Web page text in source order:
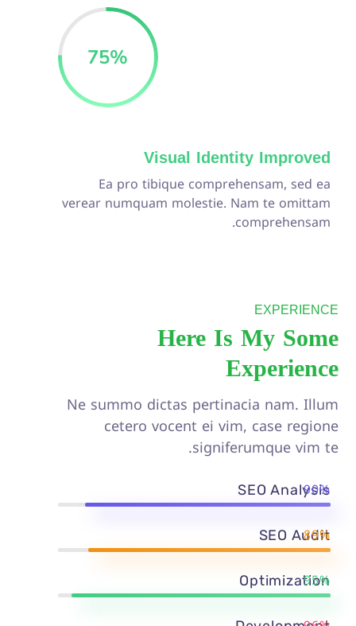
75%
Visual Identity Improved
Ea pro tibique comprehensam, sed ea
verear numquam molestie. Nam te omittam
comprehensam.
EXPERIENCE
Here Is My Some
Experience
Ne summo dictas pertinacia nam. Illum
cetero vocent ei vim, case regione
signiferumque vim te.
SEO Analysis
90%
SEO Audit
89%
Optimization
95%